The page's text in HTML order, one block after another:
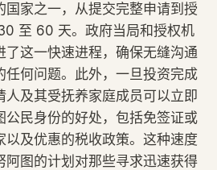
国家之一，从提交完整申请到授
至 60 天。政府当局和授权机
了这一快速进程，确保无缝沟通
任何问题。此外，一旦投资完成
人及其受抚养家庭成员可以立即
公民身份的好处，包括免签证或
以及优惠的税收政策。这种速度
阿图的计划对那些寻求迅速获得